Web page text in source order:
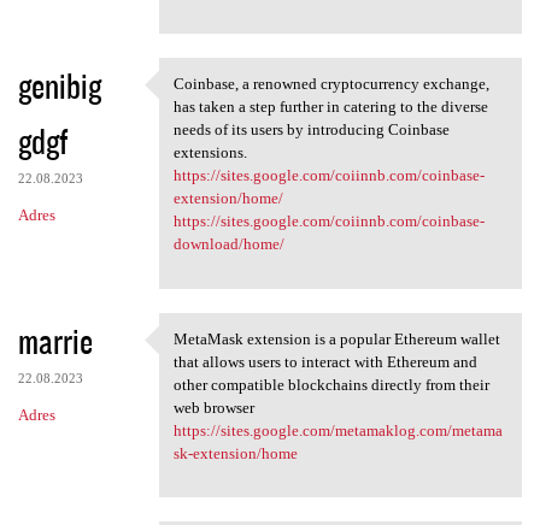
genibig
gdgf
22.08.2023
Adres
Coinbase, a renowned
Coinbase, a renowned cryptocurrency exchange,
has taken a step further in catering to the diverse
needs of its users by introducing Coinbase
extensions.
https://sites.google.com/coiinnb.com/coinbase-
extension/home/
https://sites.google.com/coiinnb.com/coinbase-
download/home/
marrie
22.08.2023
Adres
MetaMask extension is a
MetaMask extension is a popular Ethereum wallet
that allows users to interact with Ethereum and
other compatible blockchains directly from their
web browser
https://sites.google.com/metamaklog.com/metama
sk-extension/home